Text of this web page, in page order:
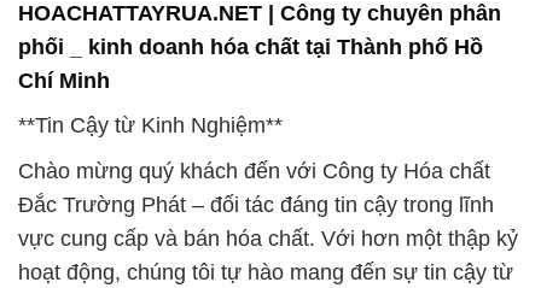
HOACHATTAYRUA.NET | Công ty chuyên phân
phối _ kinh doanh hóa chất tại Thành phố Hồ
Chí Minh
**Tin Cậy từ Kinh Nghiệm**
Chào mừng quý khách đến với Công ty Hóa chất
Đắc Trường Phát – đối tác đáng tin cậy trong lĩnh
vực cung cấp và bán hóa chất. Với hơn một thập kỷ
hoạt động, chúng tôi tự hào mang đến sự tin cậy từ